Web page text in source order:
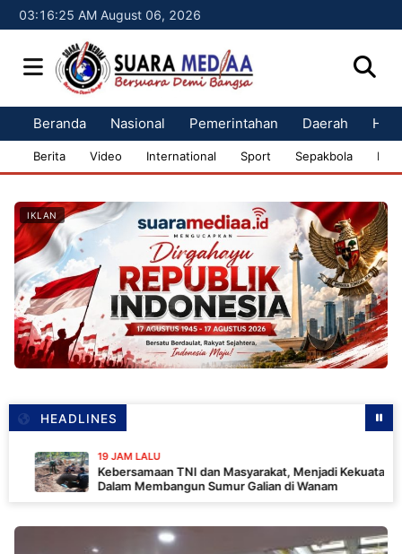
03:16:26 AM August 06, 2026
Beranda Nasional Pemerintahan Daerah
Berita Video International Sport Sepakbola
IKLAN
HEADLINES
19 JAM LALU
Kebersamaan TNI dan Masyarakat, Menjadi Kekuatan TMMD
Dalam Membangun Sumur Galian di Wanam